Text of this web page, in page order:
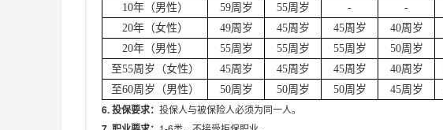
10年（男性）
59周岁 55周岁 - -
20年（女性）
49周岁 45周岁 45周岁 40周岁
20年（男性）
55周岁 55周岁 55周岁 50周岁
至55周岁（女性） 45周岁 45周岁 45周岁 40周岁
至60周岁（男性） 50周岁 50周岁 50周岁 45周岁
6.投保要求： 投保人与被保险人必须为同一人。